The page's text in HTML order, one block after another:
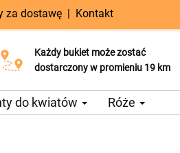
za dostawę | Kontakt
Każdy bukiet może zostać
dostarczony w promieniu 19 km
Usługa Click & Collect
do kwiatów Róże